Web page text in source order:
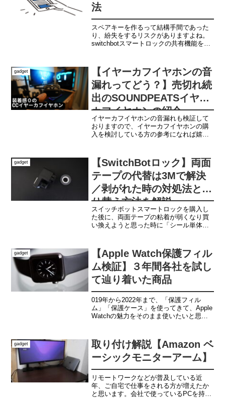
法
スペアキーを作るって結構手間であった
り、紛失をするリスクがありますよね。
switchbotスマートロックの共有機能を使
なります。
gadget
【イヤーカフイヤホンの音
漏れってどう？】売切れ続
出のSOUNDPEATSイヤー
カフイヤホンの紹介
イヤーカフイヤホンの音漏れも検証して
おりますので、イヤーカフイヤホンの購
入を検討している方の参考になれば嬉し
gadget
【SwitchBotロック】両面
テープの代替は3Mで解決
／剥がれた時の対処法と貼
り替え方法を解説
スイッチボットスマートロックを購入し
た後に、両面テープの粘着が弱くなり買
い換えようと思った時に「シール単体」
gadget
【Apple Watch保護フィル
ム検証】３年間各社を試し
て辿り着いた商品
019年から2022年まで、「保護フィル
ム」「保護ケース」を使ってきて、Apple
Watchの魅力をそのまま使いたいと思う
めて紹介していきたいと思います。
gadget
取り付け解説【Amazon ベ
ーシックモニターアーム】
リモートワークなどが普及している近
年、ご自宅で仕事をされる方が増えたか
と思います。会社で使っているPCを持ち